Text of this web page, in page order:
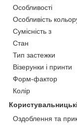
Особливості
Особливість
Сумісність з
Стан
Тип застежки
Візерунки і принти
Форм-фактор
Колір
Оздоблення та